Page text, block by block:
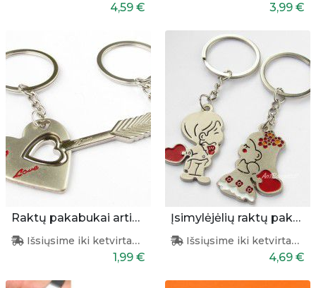
4,59 € 3,99 €
Raktų pakabukai artimui
Išsiųsime iki ketvirtadienio
1,99 €
Įsimylėjėlių raktų pakabukų pora
Išsiųsime iki ketvirtadienio
4,69 €